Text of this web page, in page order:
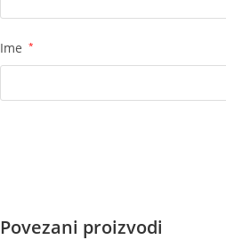
Ime *
Povezani proizvodi